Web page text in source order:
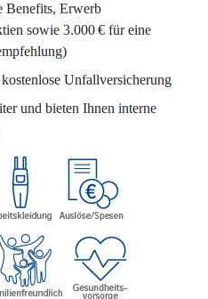
Benefits, Erwerb
sowie 3.000 € für eine
Unfallversicherung
und bieten Ihnen interne